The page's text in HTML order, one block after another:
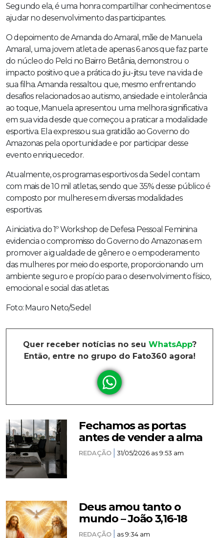
Segundo ela, é uma honra compartilhar conhecimentos e
ajudar no desenvolvimento das participantes.
O depoimento de Amanda do Amaral, mãe de Manuela
Amaral, uma jovem atleta de apenas 6 anos que faz parte
do núcleo do Pelci no Bairro Betânia, demonstrou o
impacto positivo que a prática do jiu-jitsu teve na vida de
sua filha. Amanda ressaltou que, mesmo enfrentando
desafios relacionados ao autismo, ansiedade e intolerância
ao toque, Manuela apresentou uma melhora significativa
em sua vida desde que começou a praticar a modalidade
esportiva. Ela expressou sua gratidão ao Governo do
Amazonas pela oportunidade e por participar desse
evento enriquecedor.
Atualmente, os programas esportivos da Sedel contam
com mais de 10 mil atletas, sendo que 35% desse público é
composto por mulheres em diversas modalidades
esportivas.
A iniciativa do 1º Workshop de Defesa Pessoal Feminina
evidencia o compromisso do Governo do Amazonas em
promover a igualdade de gênero e o empoderamento
das mulheres por meio do esporte, proporcionando um
ambiente seguro e propício para o desenvolvimento físico,
emocional e social das atletas.
Foto: Mauro Neto/Sedel
Quer receber notícias no seu WhatsApp?
Então, entre no grupo do Fato360 agora!
Fechamos as portas
antes de vender a alma
REDAÇÃO 31/05/2026 as 9:53 am
Deus amou tanto o
mundo – João 3,16-18
REDAÇÃO as 9:34 am